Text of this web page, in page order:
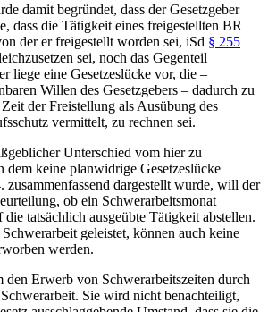
damit begründet, dass der Gesetzgeber
dass die Tätigkeit eines freigestellten BR
der er freigestellt worden sei, iSd § 255
sei, noch das Gegenteil
liege eine Gesetzeslücke vor, die –
Willen des Gesetzgebers – dadurch zu
der Freistellung als Ausübung des
vermittelt, zu rechnen sei.
Unterschied vom hier zu
dem keine planwidrige Gesetzeslücke
zusammenfassend dargestellt wurde, will der
ob ein Schwerarbeitsmonat
tatsächlich ausgeübte Tätigkeit abstellen.
geleistet, können auch keine
werden.
den Erwerb von Schwerarbeitszeiten durch
Sie wird nicht benachteiligt,